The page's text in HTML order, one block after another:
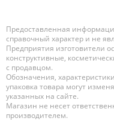
Предоставленная
справочный характер и не
Предприятия изготовители
конструктивные,
с продавцом.
Обозначения,
упаковка товара могут
указанных на сайте.
Магазин не несет
производителем.